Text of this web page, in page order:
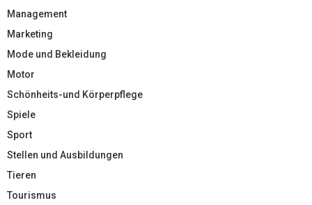
Management
Marketing
Mode und Bekleidung
Motor
Schönheits-und Körperpflege
Spiele
Sport
Stellen und Ausbildungen
Tieren
Tourismus